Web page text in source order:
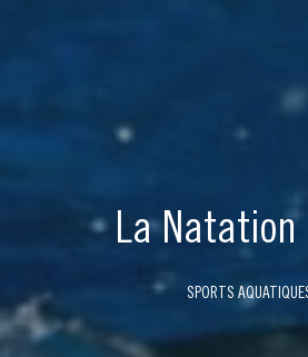
La Natation
SPORTS